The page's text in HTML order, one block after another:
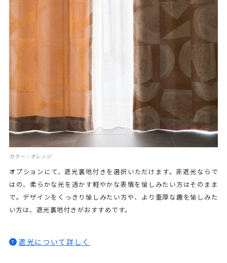
カラー：オレンジ
オプションにて、遮光裏地付きを選択いただけます。非遮光ならで
はの、柔らかな光を透かす軽やかな表情を愉しみたい方はそのまま
で。デザインをくっきり愉しみたい方や、より重厚な趣を愉しみた
い方は、遮光裏地付きがおすすめです。
? 遮光について詳しく